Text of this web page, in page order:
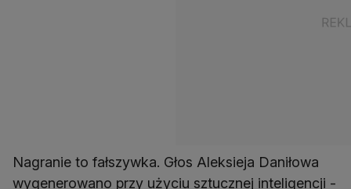
Nagranie to fałszywka. Głos Aleksieja Daniłowa
wygenerowano przy użyciu sztucznej inteligencji -